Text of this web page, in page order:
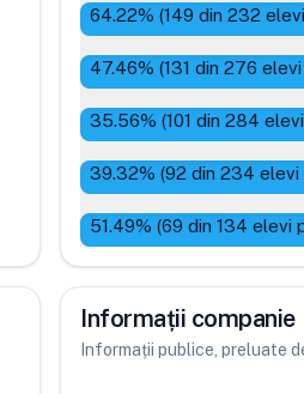
64.22% (149 din 232
47.46% (131 din 276
35.56% (101 din 284
39.32% (92 din 234 elevi
51.49% (69 din 134 elevi
Informații companie
Informații publice, preluate